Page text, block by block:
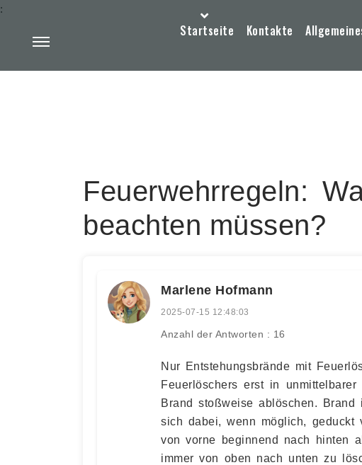
Startseite Kontakte
:
Feuerwehrregeln:
beachten müssen?
Marlene Hofmann
2025-07-15 12:48:03
Anzahl der Antworten : 16
Nur Entstehungsbrände mit
Feuerlöschers erst in
Brand stoßweise ablöschen.
sich dabei, wenn möglich, geduckt
von vorne beginnend nach hinten
immer von oben nach unten zu